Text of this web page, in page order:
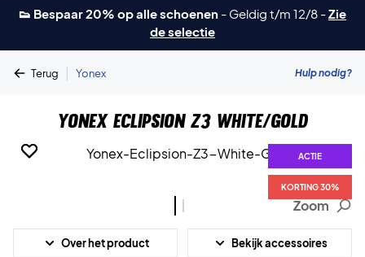
👟 Bespaar 20% op alle schoenen - Geldig t/m 12/8 -Zie
de selectie
Terug | Yonex Hulp nodig?
Yonex Eclipsion Z3 White/Gold
ACTIE
KORTING 30%
ACTIE
KORTING 30%
Zoom
Over het product Bekijk accessoires